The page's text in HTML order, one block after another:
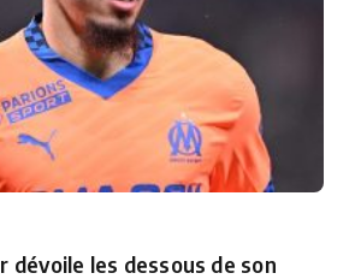
dévoile les dessous de son